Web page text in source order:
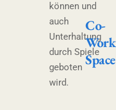
können und
auch
Unterhaltung
durch Spiele
geboten
wird.
Co-
Space